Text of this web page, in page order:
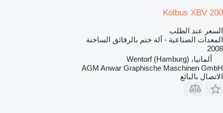
Kolbus XBV 200
السعر عند الطلب
المعدات الصناعية - آلة ختم بالرقائق الساخنة
2008
ألمانيا، Wentorf (Hamburg)
AGM Anwar Graphische Maschinen GmbH
الاتصال بالبائع